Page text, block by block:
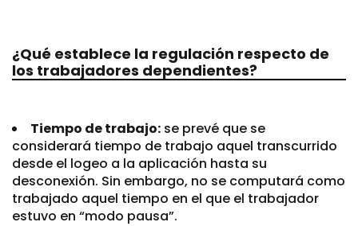
¿Qué establece la regulación respecto de
los trabajadores dependientes?
Tiempo de trabajo: se prevé que se
considerará tiempo de trabajo aquel transcurrido
desde el logeo a la aplicación hasta su
desconexión. Sin embargo, no se computará como
trabajado aquel tiempo en el que el trabajador
estuvo en “modo pausa”.